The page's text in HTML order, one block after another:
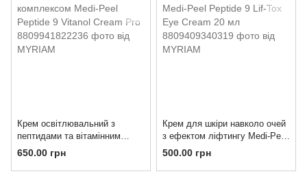
Крем освітлювальний з
пептидами та вітамінним
комплексом Medi-Peel Peptide
9 Vitanol Cream Pro
650.00 грн
Крем для шкіри навколо очей
з ефектом ліфтингу Medi-Peel
Peptide 9 Lif-Tox Eye Cream 20
500.00 грн